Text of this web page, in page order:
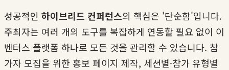
성공적인 하이브리드 컨퍼런스의 핵심은 '단순함'입니다.
주최자는 여러 개의 도구를 복잡하게 연동할 필요 없이 이
벤터스 플랫폼 하나로 모든 것을 관리할 수 있습니다. 참
가자 모집을 위한 홍보 페이지 제작, 세션별·참가 유형별